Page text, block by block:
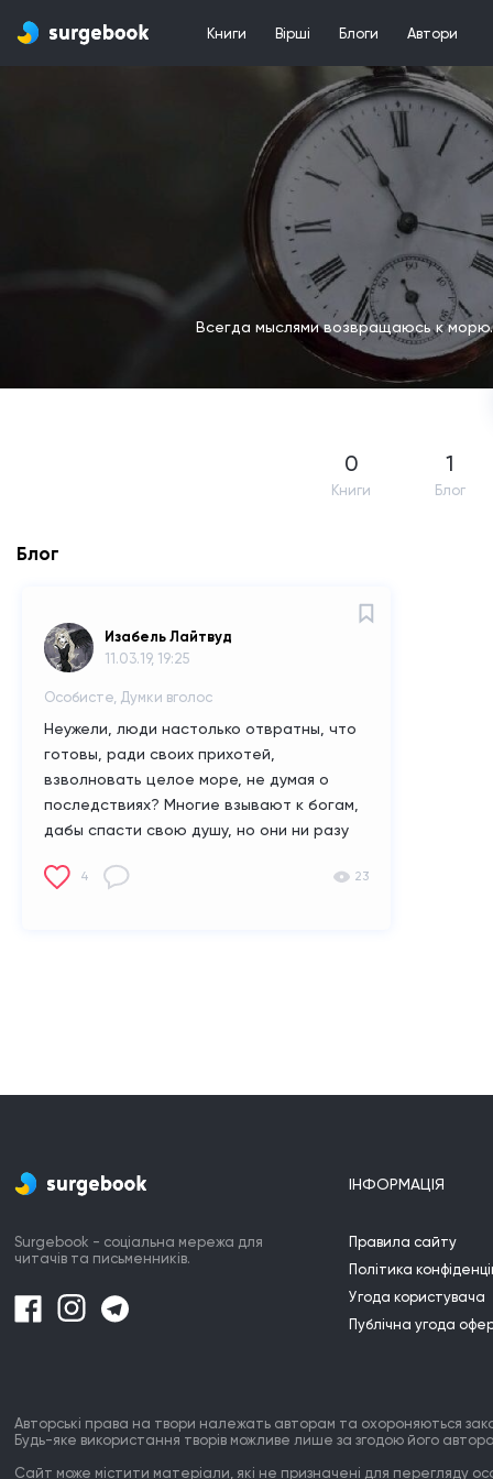
Книги Вірші Блоги Автори
Всегда мыслями возвращаюсь к
0
Книги
1
Блог
Блог
Изабель Лайтвуд
11.03.19, 19:25
Особисте, Думки вголос
Неужели, люди настолько отвратны, что
готовы, ради своих прихотей,
взволновать целое море, не думая о
последствиях? Многие взывают к богам,
дабы спасти свою душу, но они ни разу
всем виноваты. Тогда какой смысл их
они начинают желать умереть.
4 23
Surgebook - соціальна мережа для
читачів та письменників.
ІНФОРМАЦІЯ
Правила сайту
Політика
Угода користувача
Публічна угода
Авторські права на твори належать авторам та охороняються
Будь-яке використання творів можливе лише за згодою його
Сайт може містити матеріали, які не призначені для перегляду